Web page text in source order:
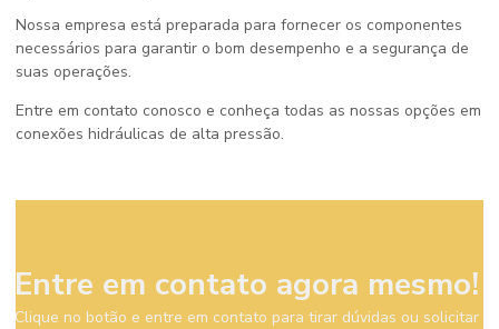
Nossa empresa está preparada para fornecer os componentes
necessários para garantir o bom desempenho e a segurança de
suas operações.
Entre em contato conosco e conheça todas as nossas opções em
conexões hidráulicas de alta pressão.
Entre em contato agora mesmo!
Clique no botão e entre em contato para tirar dúvidas ou solicitar